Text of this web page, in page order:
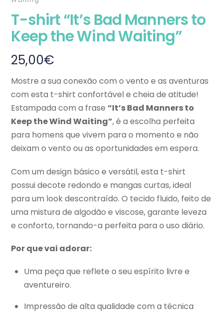
T-shirt “It’s Bad Manners to
Keep the Wind Waiting”
25,00€
Mostre a sua conexão com o vento e as aventuras
com esta t-shirt confortável e cheia de atitude!
Estampada com a frase“It’s Bad Manners to
Keep the Wind Waiting”, é a escolha perfeita
para homens que vivem para o momento e não
deixam o vento ou as oportunidades em espera.
Com um design básico e versátil, esta t-shirt
possui decote redondo e mangas curtas, ideal
para um look descontraído. O tecido fluido, feito de
uma mistura de algodão e viscose, garante leveza
e conforto, tornando-a perfeita para o uso diário.
Por que vai adorar:
Uma peça que reflete o seu espírito livre e
aventureiro.
Impressão de alta qualidade com a técnica